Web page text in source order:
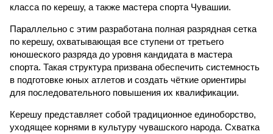
класса по керешу, а также мастера спорта Чувашии.
Параллельно с этим разработана полная разрядная сетка
по керешу, охватывающая все ступени от третьего
юношеского разряда до уровня кандидата в мастера
спорта. Такая структура призвана обеспечить системность
в подготовке юных атлетов и создать чёткие ориентиры
для последовательного повышения их квалификации.
Керешу представляет собой традиционное единоборство,
уходящее корнями в культуру чувашского народа. Схватка